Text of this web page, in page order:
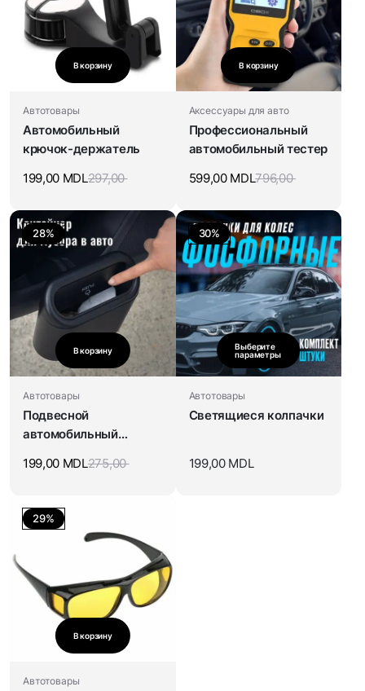
В корзину
Автотовары
Автомобильный
крючок-держатель
297,00
199,00 MDL
В корзину
Аксессуары для авто
Профессиональный
автомобильный тестер
796,00
599,00 MDL
28%
В корзину
Автотовары
Подвесной
автомобильный
275,00
199,00 MDL
30%
Выберите
параметры
Автотовары
Светящиеся колпачки
199,00 MDL
29%
В корзину
Автотовары